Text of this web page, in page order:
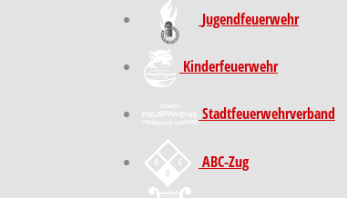
Jugendfeuerwehr
Kinder­feuer­wehr
Stadt­feuer­wehr­verband
ABC-Zug